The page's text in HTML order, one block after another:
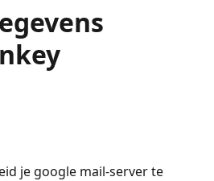
je google mail-server te